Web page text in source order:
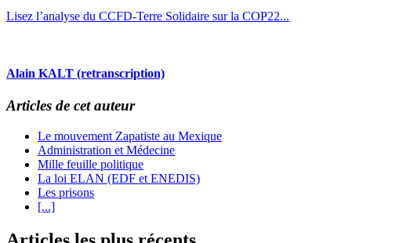
Lisez l’analyse du CCFD-Terre Solidaire sur la COP22...
Alain KALT (retranscription)
Articles de cet auteur
Le mouvement Zapatiste au Mexique
Administration et Médecine
Mille feuille politique
La loi ELAN (EDF et ENEDIS)
Les prisons
[...]